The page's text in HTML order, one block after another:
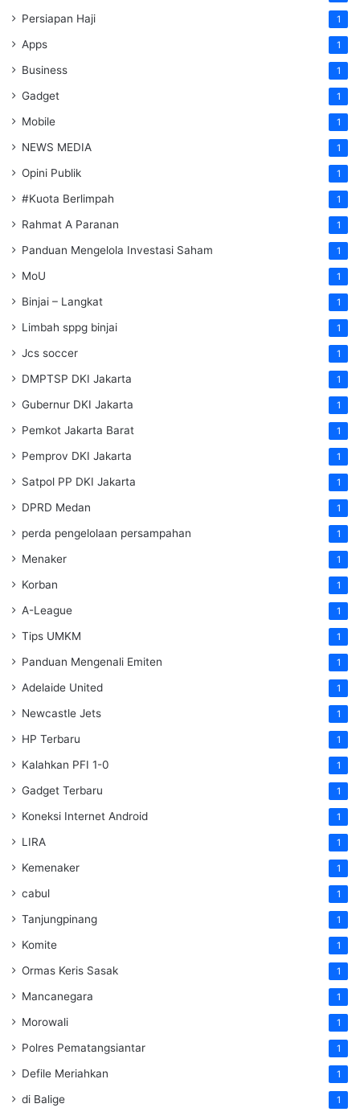
Persiapan Haji 1
Apps 1
Business 1
Gadget 1
Mobile 1
NEWS MEDIA 1
Opini Publik 1
#Kuota Berlimpah 1
Rahmat A Paranan 1
Panduan Mengelola Investasi Saham 1
MoU 1
Binjai – Langkat 1
Limbah sppg binjai 1
Jcs soccer 1
DMPTSP DKI Jakarta 1
Gubernur DKI Jakarta 1
Pemkot Jakarta Barat 1
Pemprov DKI Jakarta 1
Satpol PP DKI Jakarta 1
DPRD Medan 1
perda pengelolaan persampahan 1
Menaker 1
Korban 1
A-League 1
Tips UMKM 1
Panduan Mengenali Emiten 1
Adelaide United 1
Newcastle Jets 1
HP Terbaru 1
Kalahkan PFI 1-0 1
Gadget Terbaru 1
Koneksi Internet Android 1
LIRA 1
Kemenaker 1
cabul 1
Tanjungpinang 1
Komite 1
Ormas Keris Sasak 1
Mancanegara 1
Morowali 1
Polres Pematangsiantar 1
Defile Meriahkan 1
di Balige 1